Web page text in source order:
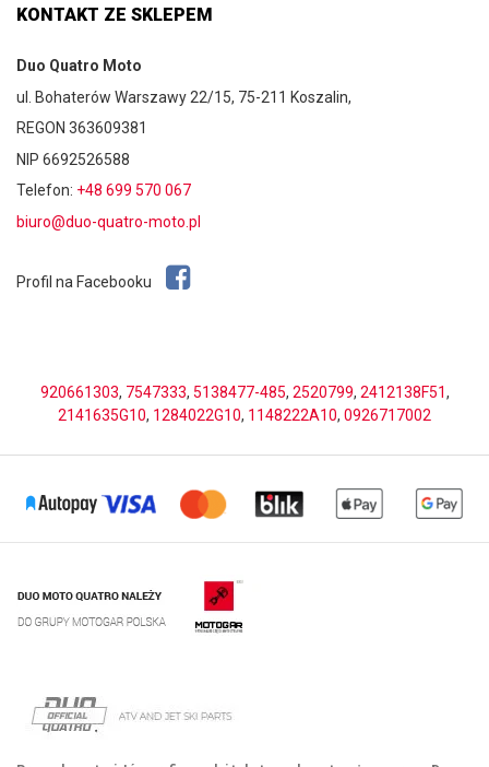
KONTAKT ZE SKLEPEM
Duo Quatro Moto
ul. Bohaterów Warszawy 22/15, 75-211 Koszalin,
REGON 363609381
NIP 6692526588
Telefon: +48 699 570 067
biuro@duo-quatro-moto.pl
Profil na Facebooku
920661303, 7547333, 5138477-485, 2520799, 2412138F51,
2141635G10, 1284022G10, 1148222A10, 0926717002